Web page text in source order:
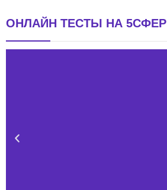
ОНЛАЙН ТЕСТЫ НА 5СФЕР